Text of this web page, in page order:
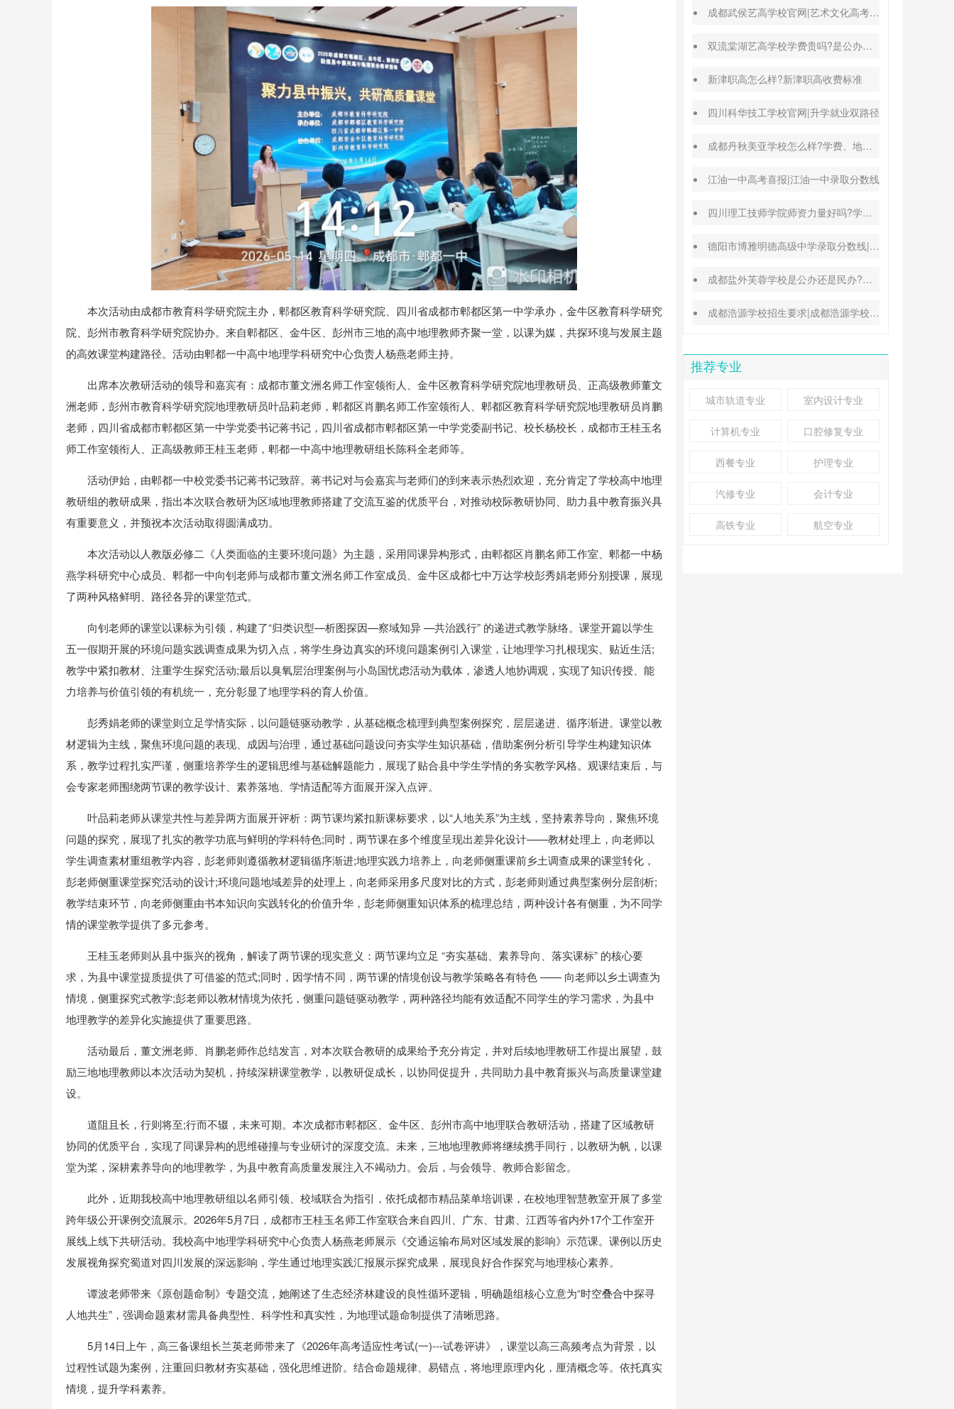
本次活动由成都市教育科学研究院主办，郫都区教育科学研究院、四川省成都市郫都区第一中学承办，金牛区教育科学研究
院、彭州市教育科学研究院协办。来自郫都区、金牛区、彭州市三地的高中地理教师齐聚一堂，以课为媒，共探环境与发展主题
的高效课堂构建路径。活动由郫都一中高中地理学科研究中心负责人杨燕老师主持。
出席本次教研活动的领导和嘉宾有：成都市董文洲名师工作室领衔人、金牛区教育科学研究院地理教研员、正高级教师董文
洲老师，彭州市教育科学研究院地理教研员叶品莉老师，郫都区肖鹏名师工作室领衔人、郫都区教育科学研究院地理教研员肖鹏
老师，四川省成都市郫都区第一中学党委书记蒋书记，四川省成都市郫都区第一中学党委副书记、校长杨校长，成都市王桂玉名
师工作室领衔人、正高级教师王桂玉老师，郫都一中高中地理教研组长陈科全老师等。
活动伊始，由郫都一中校党委书记蒋书记致辞。蒋书记对与会嘉宾与老师们的到来表示热烈欢迎，充分肯定了学校高中地理
教研组的教研成果，指出本次联合教研为区域地理教师搭建了交流互鉴的优质平台，对推动校际教研协同、助力县中教育振兴具
有重要意义，并预祝本次活动取得圆满成功。
本次活动以人教版必修二《人类面临的主要环境问题》为主题，采用同课异构形式，由郫都区肖鹏名师工作室、郫都一中杨
燕学科研究中心成员、郫都一中向钊老师与成都市董文洲名师工作室成员、金牛区成都七中万达学校彭秀娟老师分别授课，展现
了两种风格鲜明、路径各异的课堂范式。
向钊老师的课堂以课标为引领，构建了“归类识型—析图探因—察域知异 —共治践行” 的递进式教学脉络。课堂开篇以学生
五一假期开展的环境问题实践调查成果为切入点，将学生身边真实的环境问题案例引入课堂，让地理学习扎根现实、贴近生活;
教学中紧扣教材、注重学生探究活动;最后以臭氧层治理案例与小岛国忧虑活动为载体，渗透人地协调观，实现了知识传授、能
力培养与价值引领的有机统一，充分彰显了地理学科的育人价值。
彭秀娟老师的课堂则立足学情实际，以问题链驱动教学，从基础概念梳理到典型案例探究，层层递进、循序渐进。课堂以教
材逻辑为主线，聚焦环境问题的表现、成因与治理，通过基础问题设问夯实学生知识基础，借助案例分析引导学生构建知识体
系，教学过程扎实严谨，侧重培养学生的逻辑思维与基础解题能力，展现了贴合县中学生学情的务实教学风格。观课结束后，与
会专家老师围绕两节课的教学设计、素养落地、学情适配等方面展开深入点评。
叶品莉老师从课堂共性与差异两方面展开评析：两节课均紧扣新课标要求，以“人地关系”为主线，坚持素养导向，聚焦环境
问题的探究，展现了扎实的教学功底与鲜明的学科特色;同时，两节课在多个维度呈现出差异化设计——教材处理上，向老师以
学生调查素材重组教学内容，彭老师则遵循教材逻辑循序渐进;地理实践力培养上，向老师侧重课前乡土调查成果的课堂转化，
彭老师侧重课堂探究活动的设计;环境问题地域差异的处理上，向老师采用多尺度对比的方式，彭老师则通过典型案例分层剖析;
教学结束环节，向老师侧重由书本知识向实践转化的价值升华，彭老师侧重知识体系的梳理总结，两种设计各有侧重，为不同学
情的课堂教学提供了多元参考。
王桂玉老师则从县中振兴的视角，解读了两节课的现实意义：两节课均立足 “夯实基础、素养导向、落实课标” 的核心要
求，为县中课堂提质提供了可借鉴的范式;同时，因学情不同，两节课的情境创设与教学策略各有特色 —— 向老师以乡土调查为
情境，侧重探究式教学;彭老师以教材情境为依托，侧重问题链驱动教学，两种路径均能有效适配不同学生的学习需求，为县中
地理教学的差异化实施提供了重要思路。
活动最后，董文洲老师、肖鹏老师作总结发言，对本次联合教研的成果给予充分肯定，并对后续地理教研工作提出展望，鼓
励三地地理教师以本次活动为契机，持续深耕课堂教学，以教研促成长，以协同促提升，共同助力县中教育振兴与高质量课堂建
设。
道阻且长，行则将至;行而不辍，未来可期。本次成都市郫都区、金牛区、彭州市高中地理联合教研活动，搭建了区域教研
协同的优质平台，实现了同课异构的思维碰撞与专业研讨的深度交流。未来，三地地理教师将继续携手同行，以教研为帆，以课
堂为桨，深耕素养导向的地理教学，为县中教育高质量发展注入不竭动力。会后，与会领导、教师合影留念。
此外，近期我校高中地理教研组以名师引领、校域联合为指引，依托成都市精品菜单培训课，在校地理智慧教室开展了多堂
跨年级公开课例交流展示。2026年5月7日，成都市王桂玉名师工作室联合来自四川、广东、甘肃、江西等省内外17个工作室开
展线上线下共研活动。我校高中地理学科研究中心负责人杨燕老师展示《交通运输布局对区域发展的影响》示范课。课例以历史
发展视角探究蜀道对四川发展的深远影响，学生通过地理实践汇报展示探究成果，展现良好合作探究与地理核心素养。
谭波老师带来《原创题命制》专题交流，她阐述了生态经济林建设的良性循环逻辑，明确题组核心立意为“时空叠合中探寻
人地共生”，强调命题素材需具备典型性、科学性和真实性，为地理试题命制提供了清晰思路。
5月14日上午，高三备课组长兰英老师带来了《2026年高考适应性考试(一)---试卷评讲》，课堂以高三高频考点为背景，以
过程性试题为案例，注重回归教材夯实基础，强化思维进阶。结合命题规律、易错点，将地理原理内化，厘清概念等。依托真实
情境，提升学科素养。
成都武侯艺高学校官网|艺术文化高考班能高考吗
双流棠湖艺高学校学费贵吗?是公办还是民办
新津职高怎么样?新津职高收费标准
四川科华技工学校官网|升学就业双路径
成都丹秋美亚学校怎么样?学费、地址、办学特色汇总
江油一中高考喜报|江油一中录取分数线
四川理工技师学院师资力量好吗?学校地址在哪里
德阳市博雅明德高级中学录取分数线|德阳中考普高参考
成都盐外芙蓉学校是公办还是民办?高考升学率高吗?
成都浩源学校招生要求|成都浩源学校升学率高吗?
推荐专业
城市轨道专业 室内设计专业
计算机专业 口腔修复专业
西餐专业 护理专业
汽修专业 会计专业
高铁专业 航空专业